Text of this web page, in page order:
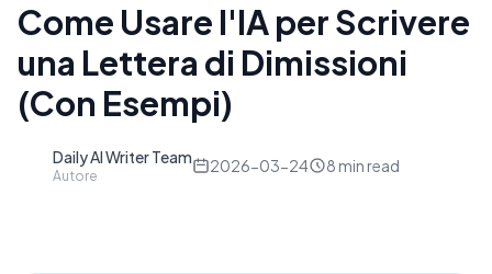
Come Usare l'IA per Scrivere
una Lettera di Dimissioni
(Con Esempi)
Daily AI Writer Team
Autore
2026-03-24 8 min read